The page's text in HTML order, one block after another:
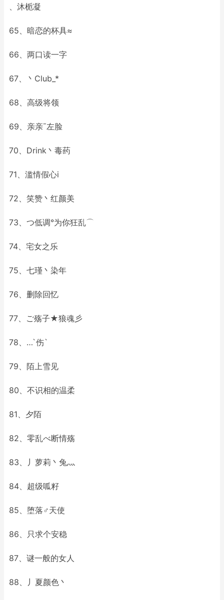
、沐栀凝
65、暗恋的杯具≈
66、两口读一字
67、丶Club_*
68、高级将领
69、亲亲ˉ左脸
70、Drink丶毒药
71、滥情假心i
72、笑赞丶红颜美
73、つ低调°为你狂乱⌒
74、宅女之乐
75、七瑾丶染年
76、删除回忆
77、ご殇子★狼魂彡
78、…`伤`
79、陌上雪见
80、不识相的温柔
81、夕陌
82、零乱べ断情殇
83、丿萝莉丶兔灬
84、超级呱籽
85、堕落♂天使
86、只求个安稳
87、谜一般的女人
88、丿夏颜色丶